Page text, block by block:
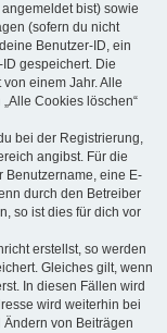
bist) sowie
(sofern du nicht
Benutzer-ID, ein
gespeichert. Die
einem Jahr. Alle
Cookies löschen“
bei der Registrierung,
angibst. Für die
Benutzername, eine E-
durch den Betreiber
so ist dies für dich vor
erstellst, so werden
Gleiches gilt, wenn
In diesen Fällen wird
wird weiterhin bei
von Beiträgen